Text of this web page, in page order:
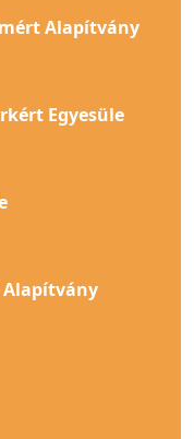
Alapítvány
Egyesüle
Alapítvány